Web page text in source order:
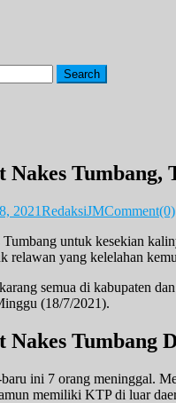
Nakes Tumbang,
2021RedaksiJMComment(0)
untuk kesekian
relawan yang kelelahan
semua di kabupaten
(18/7/2021).
Nakes Tumbang
ini 7 orang meninggal.
memiliki KTP di luar